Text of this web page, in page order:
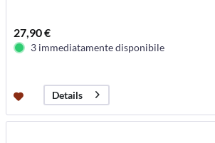
27,90 €
3 immediatamente disponibile
Details